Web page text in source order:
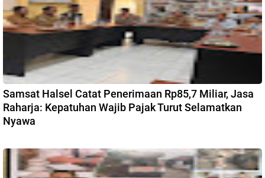
Samsat Halsel Catat Penerimaan Rp85,7 Miliar, Jasa
Raharja: Kepatuhan Wajib Pajak Turut Selamatkan
Nyawa